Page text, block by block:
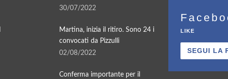
30/07/2022
Martina, inizia il ritiro. Sono 24 i
convocati da Pizzulli
02/08/2022
Conferma importante per il
LIKE
SEGUI LA